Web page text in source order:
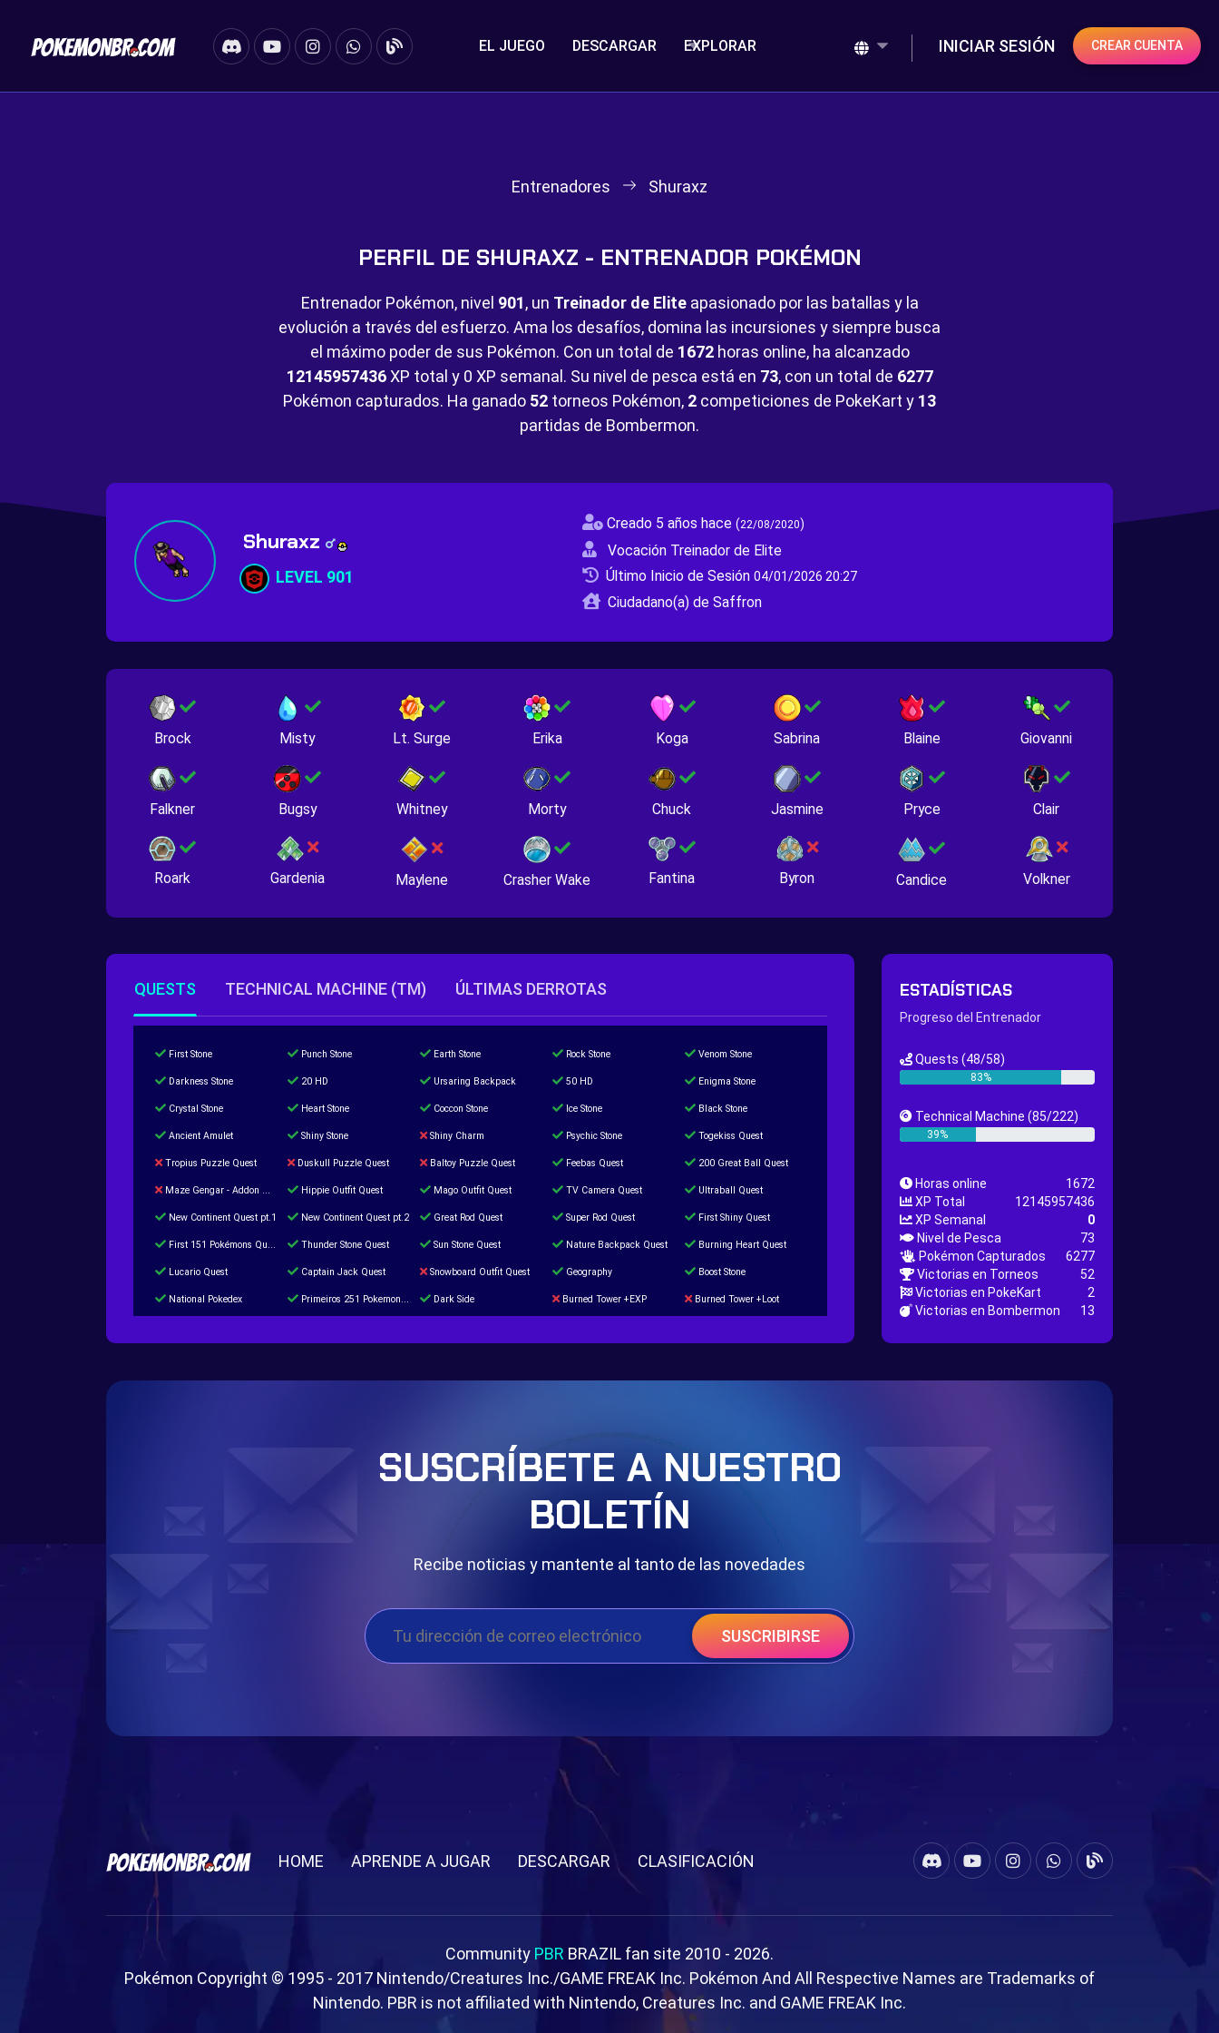
EL JUEGO DESCARGAR EXPLORAR INICIAR SESIÓN CREAR CUENTA
Entrenadores Shuraxz
PERFIL DE SHURAXZ - ENTRENADOR POKÉMON
Entrenador Pokémon, nivel 901, un Treinador de Eliteapasionado por las batallas y la
evolución a través del esfuerzo. Ama los desafíos, domina las incursiones y siempre busca
el máximo poder de sus Pokémon. Con un total de 1672horas online, ha alcanzado
12145957436XP total y 0 XP semanal. Su nivel de pesca está en 73, con un total de 6277
Pokémon capturados. Ha ganado 52 torneos Pokémon, 2 competiciones de PokeKart y 13
partidas de Bombermon.
Shuraxz
LEVEL 901
Creado 5 años hace (22/08/2020)
Vocación Treinador de Elite
Último Inicio de Sesión 04/01/2026 20:27
Ciudadano(a) de Saffron
Brock Misty Lt. Surge Erika Koga Sabrina Blaine Giovanni
Falkner Bugsy Whitney Morty Chuck Jasmine Pryce Clair
Roark Gardenia Maylene Crasher Wake Fantina Byron Candice Volkner
QUESTS TECHNICAL MACHINE (TM) ÚLTIMAS DERROTAS
First Stone Punch Stone Earth Stone Rock Stone Venom Stone
Darkness Stone 20 HD Ursaring Backpack 50 HD Enigma Stone
Crystal Stone Heart Stone Coccon Stone Ice Stone Black Stone
Ancient Amulet Shiny Stone Shiny Charm Psychic Stone Togekiss Quest
Tropius Puzzle Quest Duskull Puzzle Quest Baltoy Puzzle Quest Feebas Quest 200 Great Ball Quest
Maze Gengar - Addon Gengar Quest Hippie Outfit Quest Mago Outfit Quest TV Camera Quest Ultraball Quest
New Continent Quest pt.1 New Continent Quest pt.2 Great Rod Quest Super Rod Quest First Shiny Quest
First 151 Pokémons Quest Thunder Stone Quest Sun Stone Quest Nature Backpack Quest Burning Heart Quest
Lucario Quest Captain Jack Quest Snowboard Outfit Quest Geography Boost Stone
National Pokedex Primeiros 251 Pokemons na Pokedex Dark Side Burned Tower +EXP Burned Tower +Loot
ESTADÍSTICAS
Progreso del Entrenador
Quests (48/58)
83%
Technical Machine (85/222)
39%
Horas online
1672
XP Total
12145957436
XP Semanal
0
Nivel de Pesca
73
Pokémon Capturados
6277
Victorias en Torneos
52
Victorias en PokeKart
2
Victorias en Bombermon
13
SUSCRÍBETE A NUESTRO
BOLETÍN
Recibe noticias y mantente al tanto de las novedades
SUSCRIBIRSE
HOME APRENDE A JUGAR DESCARGAR CLASIFICACIÓN
Community PBR BRAZIL fan site 2010 - 2026.
Pokémon Copyright © 1995 - 2017 Nintendo/Creatures Inc./GAME FREAK Inc. Pokémon And All Respective Names are Trademarks of
Nintendo. PBR is not affiliated with Nintendo, Creatures Inc. and GAME FREAK Inc.